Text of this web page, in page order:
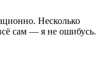
Несколько
сам — я не ошибусь.